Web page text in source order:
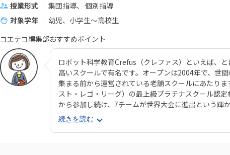
授業形式
集団指導
個別指導
対象学年
幼児、小学生〜高校生
コエテコ編集部おすすめポイント
ロボット科学教育Crefus（クレファス）といえば、
高いスクールで有名です。オープンは2004年で、世
集まる前から運営されている老舗スクールにあたり
スト・レゴ・リーグ）の最上級プラチナスクール認
から参加し続け、7チームが世界大会に進出という輝
年運営されているだけに、高校生になってもずっと通
活発な雰囲気ではありますが、遊び半分という感じで
いのが特長です。ひとことで言えば派手さのない、
続きを読む